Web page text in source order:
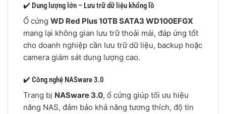
✔️ Dung lượng lớn – Lưu trữ dữ liệu khổng lồ
Ổ cứng WD Red Plus 10TB SATA3 WD100EFGX
mang lại không gian lưu trữ thoải mái, đáp ứng tốt
cho doanh nghiệp cần lưu trữ dữ liệu, backup hoặc
camera giám sát dung lượng cao.
✔️ Công nghệ NASware 3.0
Trang bị NASware 3.0, ổ cứng giúp tối ưu hiệu
năng NAS, đảm bảo khả năng tương thích, độ tin